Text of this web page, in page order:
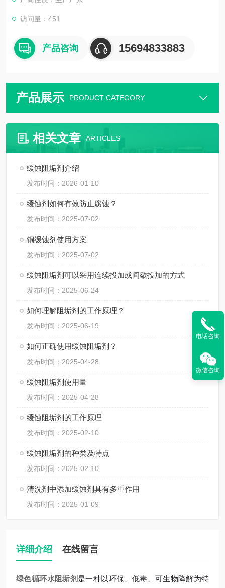
访问量：451
产品咨询 15694833883
产品展示 PRODUCT CATEGORY
相关文章 ARTICLES
缓蚀阻垢剂介绍
发布时间：2026-01-10
缓蚀剂如何有效防止腐蚀？
发布时间：2025-07-02
铜缓蚀剂使用方案
发布时间：2025-07-02
缓蚀阻垢剂可以采用连续投加或间歇投加的方式
发布时间：2025-06-24
如何理解阻垢剂的工作原理？
发布时间：2025-06-19
如何正确使用缓蚀阻垢剂？
发布时间：2025-04-28
缓蚀阻垢剂使用量
发布时间：2025-04-28
缓蚀阻垢剂的工作原理
发布时间：2025-02-10
缓蚀阻垢剂的种类及特点
发布时间：2025-02-10
清洗剂中添加缓蚀剂具有多重作用
发布时间：2025-01-09
详细介绍 在线留言
绿色循环水阻垢剂 是一种以环保、低毒、可生物降解为特
电话咨询
微信咨询